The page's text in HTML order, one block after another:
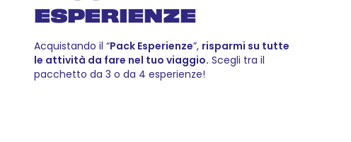
ESPERIENZE
Acquistando il “Pack Esperienze”, risparmi su tutte
le attività da fare nel tuo viaggio. Scegli tra il
pacchetto da 3 o da 4 esperienze!